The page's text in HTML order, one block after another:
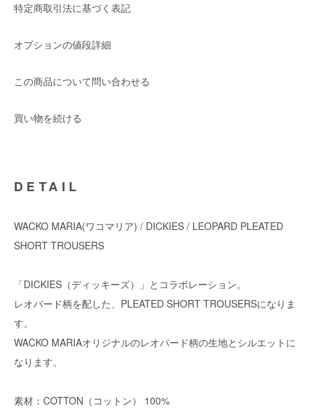
特定商取引法に基づく表記
オプションの値段詳細
この商品について問い合わせる
買い物を続ける
DETAIL
WACKO MARIA(ワコマリア) / DICKIES / LEOPARD PLEATED
SHORT TROUSERS
「DICKIES（ディッキーズ）」とコラボレーション。
レオパード柄を配した、PLEATED SHORT TROUSERSになりま
す。
WACKO MARIAオリジナルのレオパード柄の生地とシルエットに
なります。
素材：COTTON（コットン） 100%